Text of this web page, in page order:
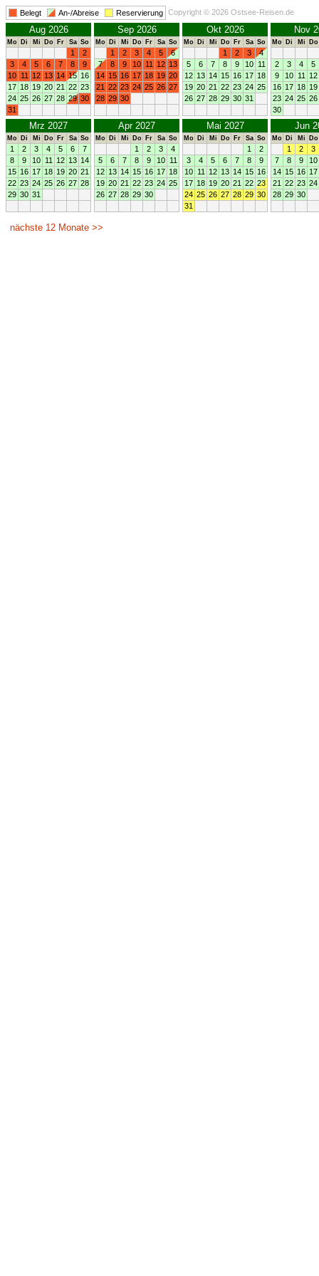
Belegt An-/Abreise Reservierung Copyright © 2026 Ostsee-Reisen.de
Aug 2026
Mo Di Mi Do Fr Sa So
1
2
3
4 5 6 7 8
9
10 11 12 13 14 15 16
17 18 19 20 21 22 23
24 25 26 27 28 29 30
31
Sep 2026
Mo Di Mi Do Fr Sa So
1 2 3 4 5
6
7
8 9 10 11 12 13
14 15 16 17 18 19 20
21 22 23 24 25 26 27
28 29 30
Okt 2026
Mo Di Mi Do Fr Sa So
1 2 3
4
5
6 7 8 9 10 11
12 13 14 15 16 17 18
19 20 21 22 23 24 25
26 27 28 29 30 31
Nov
Mo Di Mi Do
2 3 4
5
9
10 11
12
16 17 18 19
23 24 25 26
30
Mrz 2027
Mo Di Mi Do Fr Sa So
1 2 3 4 5 6
7
8
9 10 11 12 13 14
15 16 17 18 19 20 21
22 23 24 25 26 27 28
29 30 31
Apr 2027
Mo Di Mi Do Fr Sa So
1 2 3
4
5
6 7 8 9 10 11
12 13 14 15 16 17 18
19 20 21 22 23 24 25
26 27 28 29 30
Mai 2027
Mo Di Mi Do Fr Sa So
1
2
3
4 5 6 7 8
9
10 11 12 13 14 15 16
17 18 19 20 21 22 23
24 25 26 27 28 29 30
31
Jun
Mo Di Mi Do
1 2
3
7
8 9
10
14 15 16 17
21 22 23 24
28 29 30
nächste 12 Monate >>